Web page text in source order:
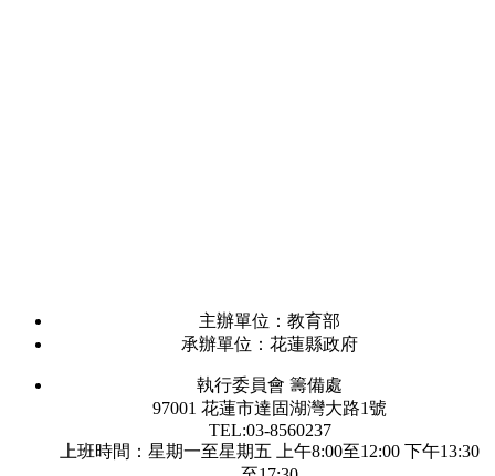
主辦單位：教育部
承辦單位：花蓮縣政府
執行委員會 籌備處
97001 花蓮市達固湖灣大路1號
TEL:03-8560237
上班時間：星期一至星期五 上午8:00至12:00 下午13:30